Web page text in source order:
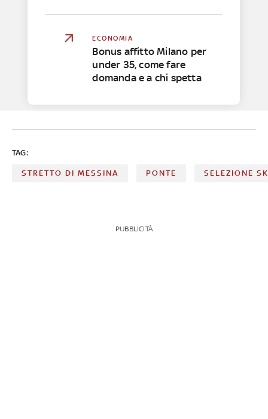
ECONOMIA
Bonus affitto Milano per
under 35, come fare
domanda e a chi spetta
TAG:
STRETTO DI MESSINA PONTE SELEZIONE
PUBBLICITÀ